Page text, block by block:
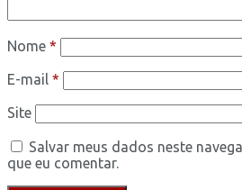
Nome *
E-mail *
Site
Salvar meus dados neste
que eu comentar.